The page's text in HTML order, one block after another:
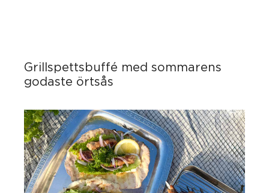
Grillspettsbuffé med sommarens
godaste örtsås